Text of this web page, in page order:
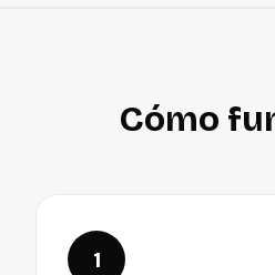
Cómo
1